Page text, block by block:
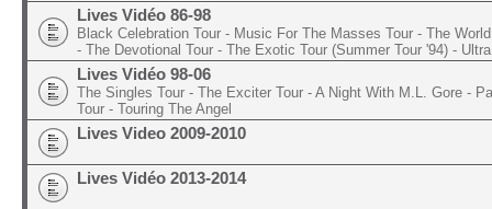
Lives Vidéo 86-98
Black Celebration Tour - Music For The Masses Tour - The
- The Devotional Tour - The Exotic Tour (Summer Tour '94) -
Lives Vidéo 98-06
The Singles Tour - The Exciter Tour - A Night With M.L. Gore -
Tour - Touring The Angel
Lives Video 2009-2010
Lives Vidéo 2013-2014